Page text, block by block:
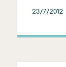
23/7/2012